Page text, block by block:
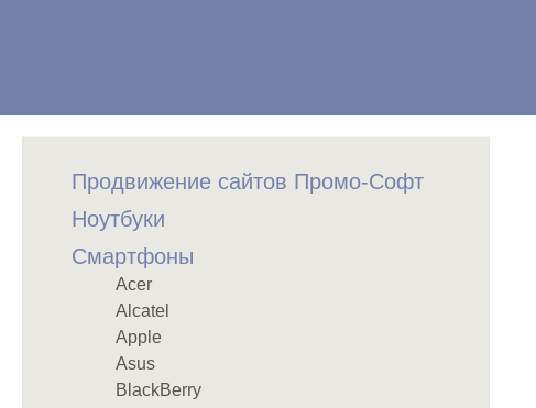
Продвижение сайтов Промо-Софт
Ноутбуки
Смартфоны
Acer
Alcatel
Apple
Asus
BlackBerry